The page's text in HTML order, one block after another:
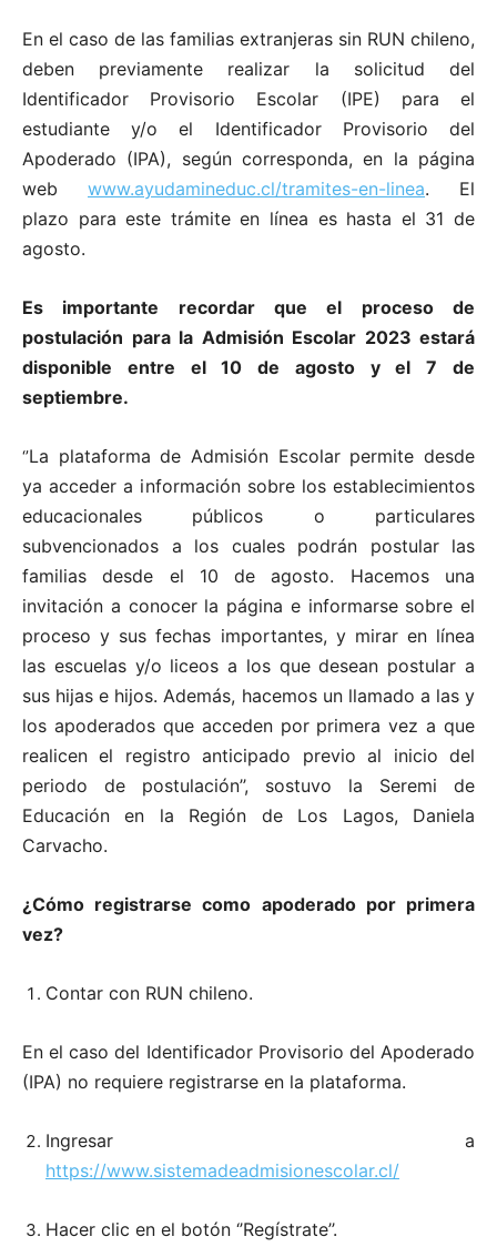
En el caso de las familias extranjeras sin RUN chileno,
deben previamente realizar la solicitud del
Identificador Provisorio Escolar (IPE) para el
estudiante y/o el Identificador Provisorio del
Apoderado (IPA), según corresponda, en la página
web www.ayudamineduc.cl/tramites-en-linea. El
plazo para este trámite en línea es hasta el 31 de
agosto.
Es importante recordar que el proceso de
postulación para la Admisión Escolar 2023 estará
disponible entre el 10 de agosto y el 7 de
septiembre.
‘’La plataforma de Admisión Escolar permite desde
ya acceder a información sobre los establecimientos
educacionales públicos o particulares
subvencionados a los cuales podrán postular las
familias desde el 10 de agosto. Hacemos una
invitación a conocer la página e informarse sobre el
proceso y sus fechas importantes, y mirar en línea
las escuelas y/o liceos a los que desean postular a
sus hijas e hijos. Además, hacemos un llamado a las y
los apoderados que acceden por primera vez a que
realicen el registro anticipado previo al inicio del
periodo de postulación’’, sostuvo la Seremi de
Educación en la Región de Los Lagos, Daniela
Carvacho.
¿Cómo registrarse como apoderado por primera
vez?
Contar con RUN chileno.
En el caso del Identificador Provisorio del Apoderado
(IPA) no requiere registrarse en la plataforma.
Ingresar a
https://www.sistemadeadmisionescolar.cl/
Hacer clic en el botón ‘’Regístrate’’.